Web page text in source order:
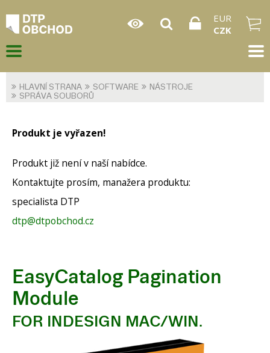
EUR
CZK
HLAVNÍ STRANA SOFTWARE
NÁSTROJE
SPRÁVA SOUBORŮ
Produkt je vyřazen!
Produkt již není v naší nabídce.
Kontaktujte prosím, manažera produktu:
specialista DTP
dtp@dtpobchod.cz
EasyCatalog Pagination
Module
FOR INDESIGN MAC/WIN.